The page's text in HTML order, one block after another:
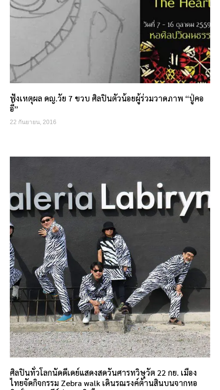
ฟังเหตุผล ดญ.วัย 7 ขวบ ศิลปินตัวน้อยผู้ร่วมวาดภาพ “ปู่คอ
อี้”
22 กันยายน, 2016
ศิลปินทั่วโลกนัดดีเดย์แสดงสดวันศารทวิษุวัต 22 กย. เมือง
ไทยจัดกิจกรรม Zebra walk เดินรณรงค์ต้านสินบนจากหอ